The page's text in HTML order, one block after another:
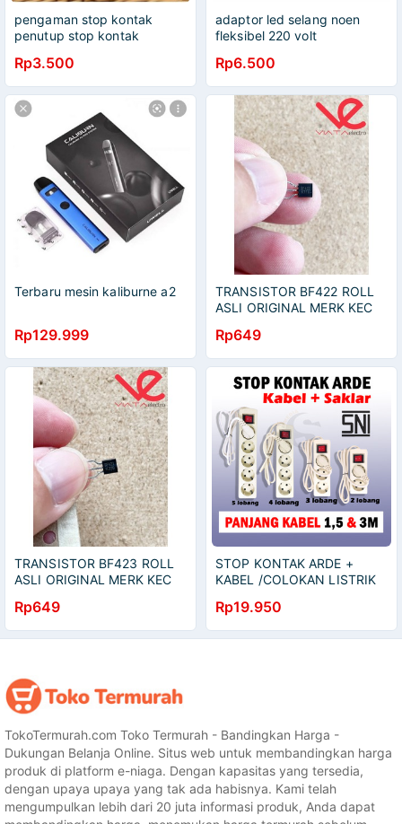
pengaman stop kontak
penutup stop kontak
Rp3.500
adaptor led selang noen
fleksibel 220 volt
Rp6.500
Terbaru mesin kaliburne a2
Rp129.999
TRANSISTOR BF422 ROLL
ASLI ORIGINAL MERK KEC
Rp649
TRANSISTOR BF423 ROLL
ASLI ORIGINAL MERK KEC
Rp649
STOP KONTAK ARDE +
KABEL /COLOKAN LISTRIK
METER
Rp19.950
TokoTermurah.com Toko Termurah - Bandingkan Harga -
Dukungan Belanja Online. Situs web untuk membandingkan harga
produk di platform e-niaga. Dengan kapasitas yang tersedia,
dengan upaya upaya yang tak ada habisnya. Kami telah
mengumpulkan lebih dari 20 juta informasi produk, Anda dapat